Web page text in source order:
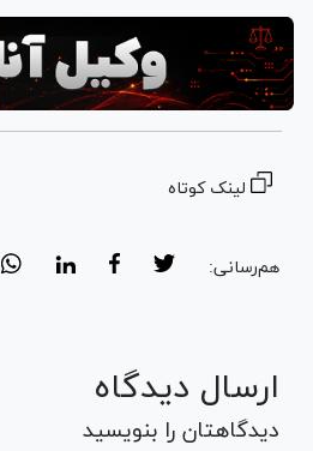
لینک کوتاه
هم‌رسانی:
ارسال دیدگاه
دیدگاهتان را بنویسید